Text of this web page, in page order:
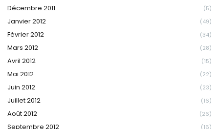
Décembre 2011 (5)
Janvier 2012 (49)
Février 2012 (34)
Mars 2012 (28)
Avril 2012 (15)
Mai 2012 (22)
Juin 2012 (23)
Juillet 2012 (16)
Août 2012 (26)
Septembre 2012 (16)